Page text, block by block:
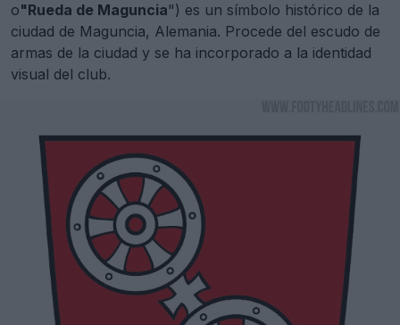
o"Rueda de Maguncia") es un símbolo histórico de la
ciudad de Maguncia, Alemania. Procede del escudo de
armas de la ciudad y se ha incorporado a la identidad
visual del club.